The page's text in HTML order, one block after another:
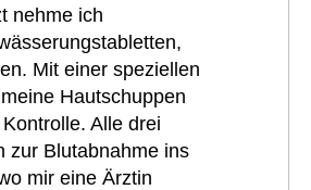
nehme ich
Mit einer speziellen
Hautschuppen
Alle drei
zur Blutabnahme ins
mir eine Ärztin